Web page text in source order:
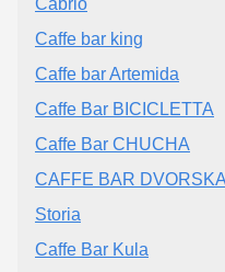
Cabrio
Caffe bar king
Caffe bar Artemida
Caffe Bar BICICLETTA
Caffe Bar CHUCHA
CAFFE BAR
Storia
Caffe Bar Kula